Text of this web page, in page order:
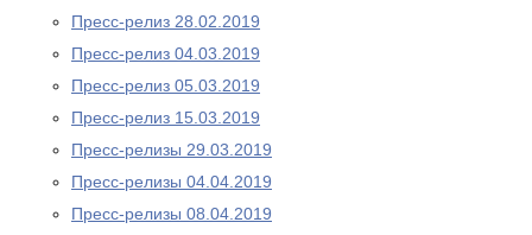
Пресс-релиз 28.02.2019
Пресс-релиз 04.03.2019
Пресс-релиз 05.03.2019
Пресс-релиз 15.03.2019
Пресс-релизы 29.03.2019
Пресс-релизы 04.04.2019
Пресс-релизы 08.04.2019